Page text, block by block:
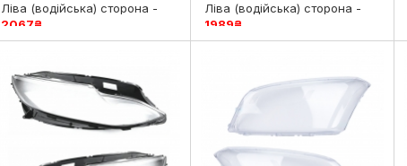
Ліва (водійська) сторона -
2067₴
Права (пасажирська)
Ліва (водійська) сторона -
1989₴
Права (пасажирська)